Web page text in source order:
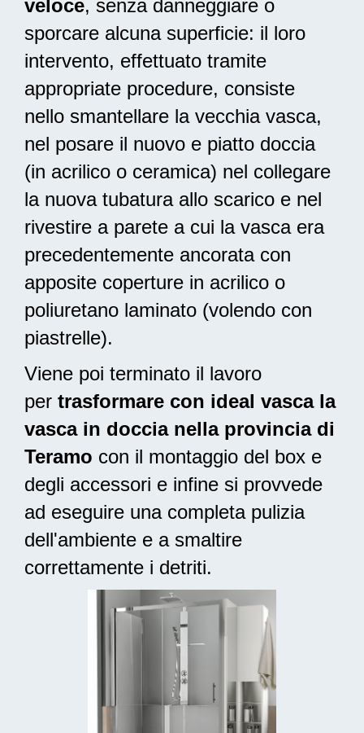
veloce, senza danneggiare o
sporcare alcuna superficie: il loro
intervento, effettuato tramite
appropriate procedure, consiste
nello smantellare la vecchia vasca,
nel posare il nuovo e piatto doccia
(in acrilico o ceramica) nel collegare
la nuova tubatura allo scarico e nel
rivestire a parete a cui la vasca era
precedentemente ancorata con
apposite coperture in acrilico o
poliuretano laminato (volendo con
piastrelle).
Viene poi terminato il lavoro
per trasformare con ideal vasca la
vasca in doccia nella provincia di
Teramo con il montaggio del box e
degli accessori e infine si provvede
ad eseguire una completa pulizia
dell'ambiente e a smaltire
correttamente i detriti.